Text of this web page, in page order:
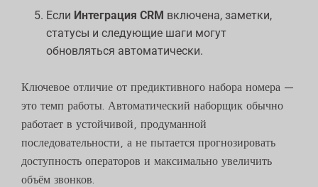
Если Интеграция CRM включена, заметки,
статусы и следующие шаги могут
обновляться автоматически.
Ключевое отличие от предиктивного набора номера —
это темп работы. Автоматический наборщик обычно
работает в устойчивой, продуманной
последовательности, а не пытается прогнозировать
доступность операторов и максимально увеличить
объём звонков.